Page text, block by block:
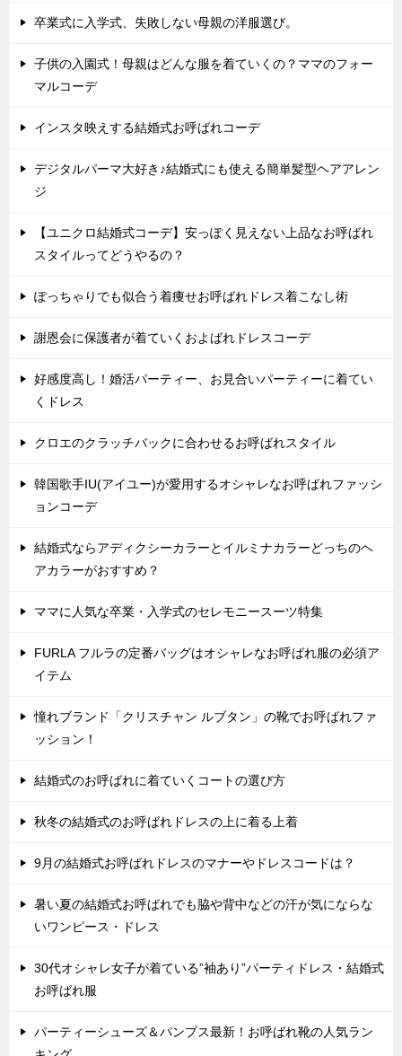
卒業式に入学式、失敗しない母親の洋服選び。
子供の入園式！母親はどんな服を着ていくの？ママのフォー
マルコーデ
インスタ映えする結婚式お呼ばれコーデ
デジタルパーマ大好き♪結婚式にも使える簡単髪型ヘアアレン
ジ
【ユニクロ結婚式コーデ】安っぽく見えない上品なお呼ばれ
スタイルってどうやるの？
ぽっちゃりでも似合う着痩せお呼ばれドレス着こなし術
謝恩会に保護者が着ていくおよばれドレスコーデ
好感度高し！婚活パーティー、お見合いパーティーに着てい
くドレス
クロエのクラッチバックに合わせるお呼ばれスタイル
韓国歌手IU(アイユー)が愛用するオシャレなお呼ばれファッシ
ョンコーデ
結婚式ならアディクシーカラーとイルミナカラーどっちのヘ
アカラーがおすすめ？
ママに人気な卒業・入学式のセレモニースーツ特集
FURLA フルラの定番バッグはオシャレなお呼ばれ服の必須ア
イテム
憧れブランド「クリスチャン ルブタン」の靴でお呼ばれファ
ッション！
結婚式のお呼ばれに着ていくコートの選び方
秋冬の結婚式のお呼ばれドレスの上に着る上着
9月の結婚式お呼ばれドレスのマナーやドレスコードは？
暑い夏の結婚式お呼ばれでも脇や背中などの汗が気にならな
いワンピース・ドレス
30代オシャレ女子が着ている”袖あり”パーティドレス・結婚式
お呼ばれ服
パーティーシューズ＆パンプス最新！お呼ばれ靴の人気ラン